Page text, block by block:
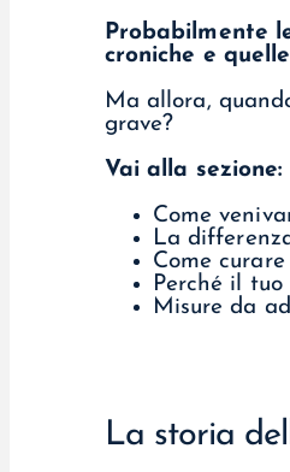
Probabilmente
croniche e
Ma allora,
grave?
Vai alla sezione:
Come
La
Come
Perché il
Misure da
La storia